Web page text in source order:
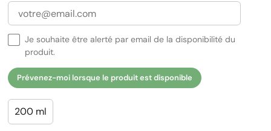
Je souhaite être alerté par email de la disponibilité du
produit.
Prévenez-moi lorsque le produit est disponible
200 ml